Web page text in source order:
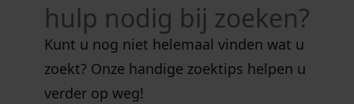
hulp nodig bij zoeken?
Kunt u nog niet helemaal vinden wat u
zoekt? Onze handige zoektips helpen u
verder op weg!